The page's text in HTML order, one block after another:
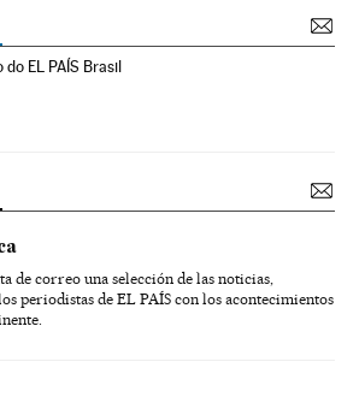
EL PAÍS Brasil
de correo una selección de las noticias,
periodistas de EL PAÍS con los acontecimientos